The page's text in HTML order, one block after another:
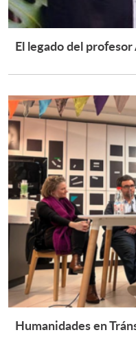
El legado del
Humanidades en